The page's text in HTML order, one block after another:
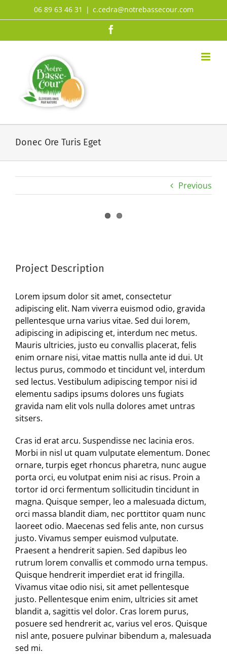
au
06 89 63 46 31 | c.cedra@notrebassecour.com
Donec Ore Turis Eget
Previous
Project Description
Lorem ipsum dolor sit amet, consectetur
adipiscing elit. Nam viverra euismod odio, gravida
pellentesque urna varius vitae. Sed dui lorem,
adipiscing in adipiscing et, interdum nec metus.
Mauris ultricies, justo eu convallis placerat, felis
enim ornare nisi, vitae mattis nulla ante id dui. Ut
lectus purus, commodo et tincidunt vel, interdum
sed lectus. Vestibulum adipiscing tempor nisi id
elementu sadips ipsums dolores uns fugiats
gravida nam elit vols nulla dolores amet untras
sitsers.
Cras id erat arcu. Suspendisse nec lacinia eros.
Morbi in nisl ut quam vulputate elementum. Donec
ornare, turpis eget rhoncus pharetra, nunc augue
porta orci, eu volutpat enim nisi ac risus. Proin a
tortor id orci fermentum sollicitudin tincidunt in
magna. Quisque semper, leo a malesuada dictum,
orci massa blandit diam, nec porttitor quam nunc
laoreet odio. Maecenas sed felis ante, non cursus
justo. Vivamus semper euismod vulputate.
Praesent a hendrerit sapien. Sed dapibus leo
rutrum lorem convallis et commodo urna tempus.
Quisque hendrerit imperdiet erat id fringilla.
Vivamus vitae odio nisi, sit amet pellentesque
justo. Pellentesque enim enim, ultricies sit amet
blandit a, sagittis vel dolor. Cras lorem purus,
posuere sed hendrerit ac, varius vel eros. Quisque
nisl ante, posuere pulvinar bibendum a, malesuada
sed mi.